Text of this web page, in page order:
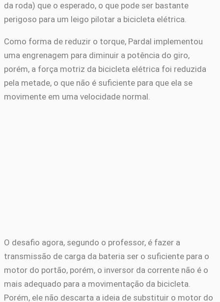
da roda) que o esperado, o que pode ser bastante
perigoso para um leigo pilotar a bicicleta elétrica.
Como forma de reduzir o torque, Pardal implementou
uma engrenagem para diminuir a potência do giro,
porém, a força motriz da bicicleta elétrica foi reduzida
pela metade, o que não é suficiente para que ela se
movimente em uma velocidade normal.
O desafio agora, segundo o professor, é fazer a
transmissão de carga da bateria ser o suficiente para o
motor do portão, porém, o inversor da corrente não é o
mais adequado para a movimentação da bicicleta.
Porém, ele não descarta a ideia de substituir o motor do